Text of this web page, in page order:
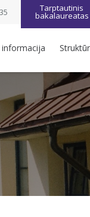
Tarptautinis
bakalaureatas